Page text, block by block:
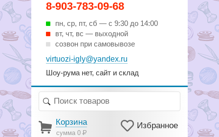
8-903-783-09-68
пн, ср, пт, cб — с 9:30 до 14:00
вт, чт, вс — выходной
созвон при самовывозе
virtuozi-igly@yandex.ru
Шоу-рума нет, сайт и склад
Корзина
сумма 0Р
Избранное